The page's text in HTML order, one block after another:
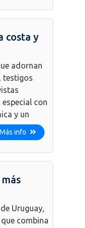
costa y
adornan
testigos
con
y un
Más info
Uruguay,
combina